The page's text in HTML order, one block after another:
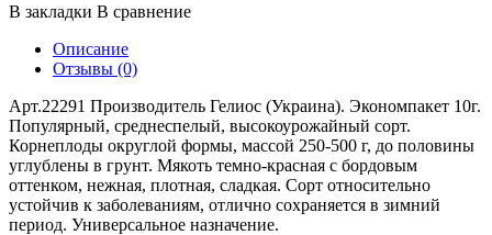
В закладки В сравнение
Описание
Отзывы (0)
Арт.22291 Производитель Гелиос (Украина). Экономпакет 10г.
Популярный, среднеспелый, высокоурожайный сорт.
Корнеплоды округлой формы, массой 250-500 г, до половины
углублены в грунт. Мякоть темно-красная с бордовым
оттенком, нежная, плотная, сладкая. Сорт относительно
устойчив к заболеваниям, отлично сохраняется в зимний
период. Универсальное назначение.